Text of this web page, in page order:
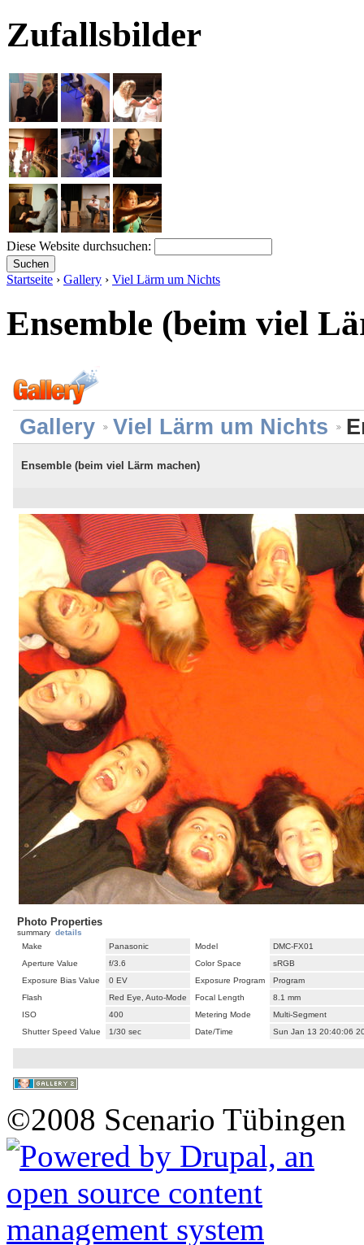
Zufallsbilder
Diese Website durchsuchen:
Startseite › Gallery › Viel Lärm um Nichts
Ensemble (beim viel
Gallery Viel Lärm um Nichts
Ensemble (beim viel Lärm machen)
Photo Properties
summary details
Make
Panasonic Model
DMC-FX01
Aperture Value
f/3.6 Color Space
sRGB
Exposure Bias Value
0 EV Exposure Program
Program
Flash
Red Eye, Auto-Mode Focal Length
8.1 mm
ISO
400 Metering Mode
Multi-Segment
Shutter Speed Value
1/30 sec Date/Time Sun Jan 13 20:40:06
©2008 Scenario Tübingen